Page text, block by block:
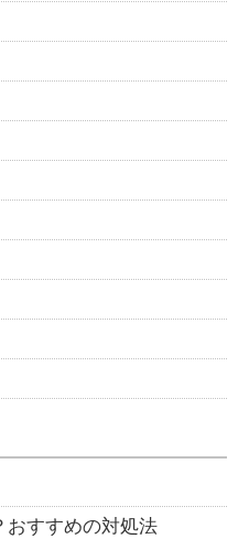
おすすめの対処法